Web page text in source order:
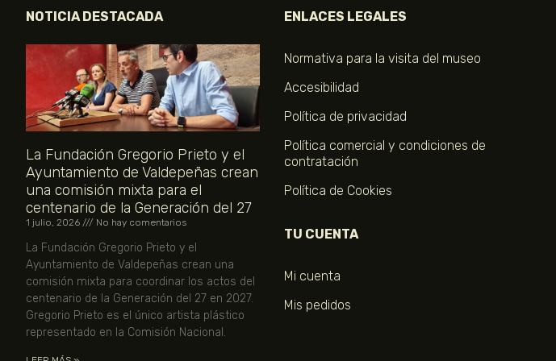
NOTICIA DESTACADA
La Fundación Gregorio Prieto y el
Ayuntamiento de Valdepeñas crean
una comisión mixta para el
centenario de la Generación del 27
1 julio, 2026 No hay comentarios
La Fundación Gregorio Prieto y el
Ayuntamiento de Valdepeñas crean una
comisión mixta para coordinar los actos del
centenario de la Generación del 27 en 2027.
Gregorio Prieto es el único artista plástico
representado en la Comisión Nacional.
ENLACES LEGALES
Normativa para la visita del museo
Accesibilidad
Política de privacidad
Política comercial y condiciones de
contratación
Política de Cookies
TU CUENTA
Mi cuenta
Mis pedidos